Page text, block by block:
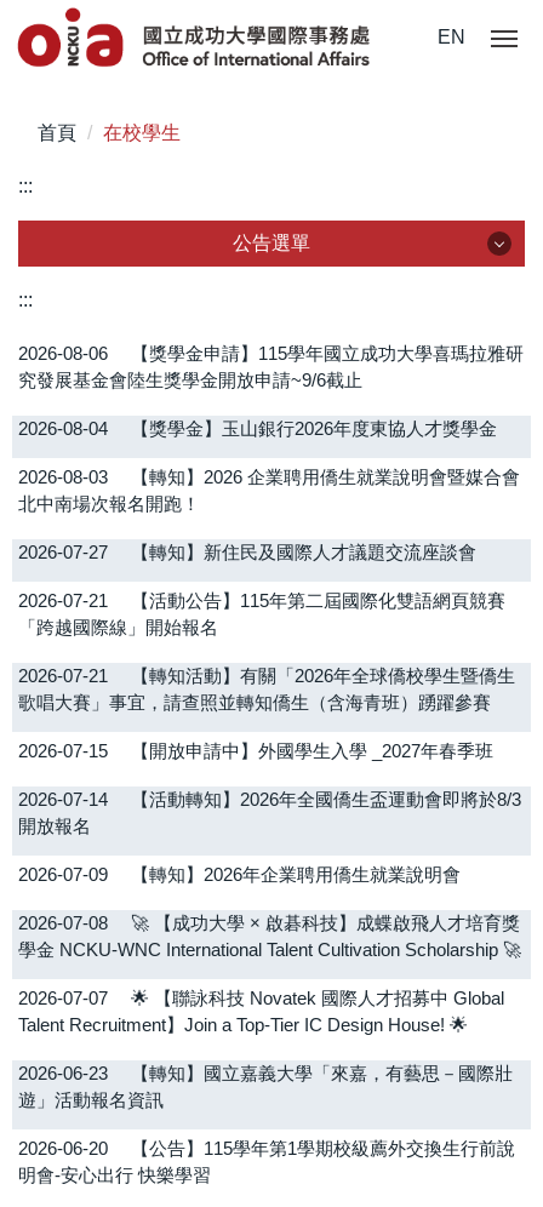
到
區
EN
首頁 在校學生
:::
公告選單
全部公告
在校學生
國際學生
OIA eNews
院系所及教職員
獎學金/補助資訊
轉知公告
:::
2026-08-06
【獎學金申請】115學年國立成功大學喜瑪拉雅研
究發展基金會陸生獎學金開放申請~9/6截止
2026-08-04 【獎學金】玉山銀行2026年度東協人才獎學金
2026-08-03
【轉知】2026 企業聘用僑生就業說明會暨媒合會
北中南場次報名開跑！
2026-07-27 【轉知】新住民及國際人才議題交流座談會
2026-07-21
【活動公告】115年第二屆國際化雙語網頁競賽
「跨越國際線」開始報名
2026-07-21
【轉知活動】有關「2026年全球僑校學生暨僑生
歌唱大賽」事宜，請查照並轉知僑生（含海青班）踴躍參賽
2026-07-15 【開放申請中】外國學生入學 _2027年春季班
2026-07-14
【活動轉知】2026年全國僑生盃運動會即將於8/3
開放報名
2026-07-09 【轉知】2026年企業聘用僑生就業說明會
2026-07-08
🚀 【成功大學 × 啟碁科技】成蝶啟飛人才培育獎
學金 NCKU-WNC International Talent Cultivation Scholarship 🚀
2026-07-07
🌟 【聯詠科技 Novatek 國際人才招募中 Global
Talent Recruitment】Join a Top-Tier IC Design House! 🌟
2026-06-23
【轉知】國立嘉義大學「來嘉，有藝思－國際壯
遊」活動報名資訊
2026-06-20
【公告】115學年第1學期校級薦外交換生行前說
明會-安心出行 快樂學習